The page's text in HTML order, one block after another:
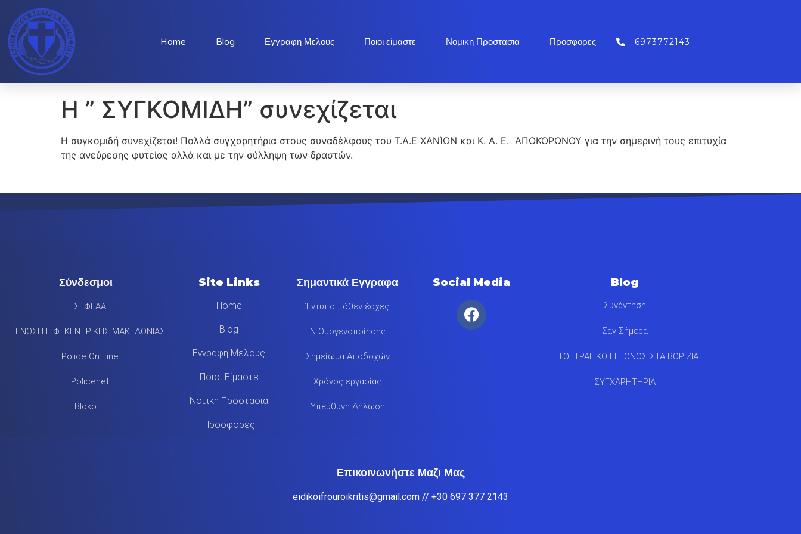
Home Blog Εγγραφη Μελους Ποιοι είμαστε Νομικη Προστασια Προσφορες 6973772143
Η ” ΣΥΓΚΟΜΙΔΗ” συνεχίζεται
Η συγκομιδή συνεχίζεται! Πολλά συγχαρητήρια στους συναδέλφους του Τ.Α.Ε ΧΑΝΊΩΝ και Κ. Α. Ε. ΑΠΟΚΟΡΩΝΟΥ για την σημερινή τους επιτυχία
της ανεύρεσης φυτείας αλλά και με την σύλληψη των δραστών.
Σύνδεσμοι
ΣΕΦΕΑΑ
ΕΝΩΣΗ Ε.Φ. ΚΕΝΤΡΙΚΗΣ ΜΑΚΕΔΟΝΙΑΣ
Police On Line
Policenet
Bloko
Site Links
Home
Blog
Εγγραφη Μελους
Ποιοι Είμαστε
Νομικη Προστασια
Προσφορες
Σημαντικά Εγγραφα
Έντυπο πόθεν έσχες
Ν.Ομογενοποίησης
Σημείωμα Αποδοχών
Χρόνος εργασίας
Υπεύθυνη Δήλωση
Social Media Blog
Συνάντηση
Σαν Σήμερα
ΤΟ ΤΡΑΓΙΚΟ ΓΕΓΟΝΟΣ ΣΤΑ ΒΟΡΙΖΙΑ
ΣΥΓΧΑΡΗΤΗΡΙΑ
Επικοινωνήστε Μαζι Μας
eidikoifrouroikritis@gmail.com // +30 697 377 2143